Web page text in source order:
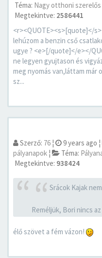
Téma: Nagy otthoni
Megtekintve: 2586441
<r><QUOTE><s>[quote]</
lehúzom a benzin cső
ugye ? <e>[/quote]</e></
ne legyen gyujtason és
meg nyomás van,láttam már
sz...
Szerző: 76 ¦ 9 years ago ¦
pályanapok ¦ Téma:
Megtekintve: 938424
Srácok Kajak
Reméljük, Bori nincs
élő szövet a fém vázon!